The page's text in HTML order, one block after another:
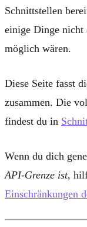
Schnittstellen
einige Dinge nicht
möglich wären.
Diese Seite fasst
zusammen. Die
findest du in
Wenn du dich
API-Grenze ist,
Einschränkungen